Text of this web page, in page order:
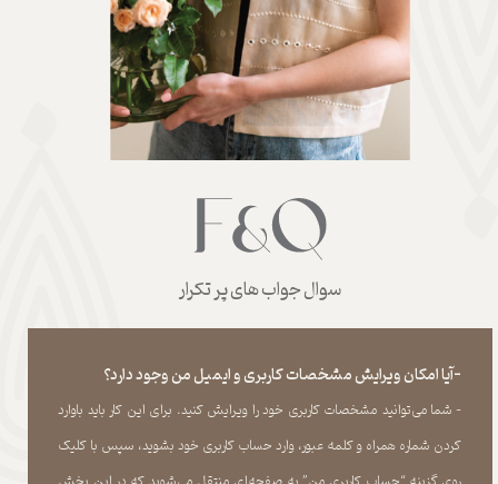
سوال جواب های پر تکرار
-آیا امکان ویرایش مشخصات کاربری و ایمیل من وجود دارد؟
- شما می‏‌توانید مشخصات کاربری خود را ویرایش کنید. برای این کار باید باوارد
کردن شماره همراه و کلمه عبور، وارد حساب کاربری خود بشوید، سپس با کلیک